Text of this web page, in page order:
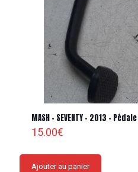
MASH – SEVENTY – 2013 –
15.00€
Ajouter au panier